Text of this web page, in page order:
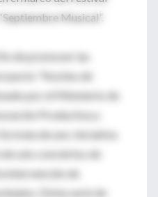
Musical”.
de promover las
“Noches de
por el Ministerio de
Productiva a
trata de una iniciativa
seis conciertos de
intervención de
Dicha serie de